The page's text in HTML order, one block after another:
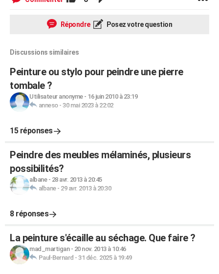
Répondre Posez votre question
Discussions similaires
Peinture ou stylo pour peindre une pierre
tombale ?
Utilisateur anonyme- 16 juin 2010 à 23:19
anneso- 30 mai 2023 à 22:02
15 réponses
Peindre des meubles mélaminés, plusieurs
possibilités?
albane- 28 avr. 2013 à 20:45
albane- 29 avr. 2013 à 20:30
8 réponses
La peinture s'écaille au séchage. Que faire ?
mad_martigan- 20 nov. 2013 à 10:46
Paul-Bernard - 31 déc. 2025 à 19:49